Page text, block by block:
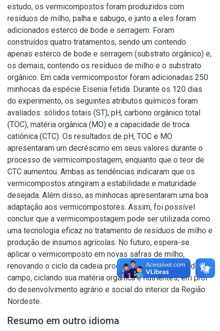
estudo, os vermicompostos foram produzidos com
resíduos de milho, palha e sabugo, e junto a eles foram
adicionados esterco de bode e serragem. Foram
construídos quatro tratamentos, sendo um contendo
apenas esterco de bode e serragem (substrato orgânico) e,
os demais, contendo os resíduos de milho e o substrato
orgânico. Em cada vermicompostor foram adicionadas 250
minhocas da espécie Eisenia fetida. Durante os 120 dias
do experimento, os seguintes atributos químicos foram
avaliados: sólidos totais (ST), pH, carbono orgânico total
(TOC), matéria orgânica (MO) e a capacidade de troca
catiônica (CTC). Os resultados de pH, TOC e MO
apresentaram um decréscimo em seus valores durante o
processo de vermicompostagem, enquanto que o teor de
CTC aumentou. Ambas as tendências indicaram que os
vermicompostos atingiram a estabilidade e maturidade
desejada. Além disso, as minhocas apresentaram uma boa
adaptação aos vermicompostores. Assim, foi possível
concluir que a vermicompostagem pode ser utilizada como
uma tecnologia eficaz no tratamento de resíduos de milho e
produção de insumos agrícolas. No futuro, espera-se
aplicar o vermicomposto em novas safras de milho,
renovando o ciclo da cadeia produtiva, em condições de
campo, ciclando sua matéria orgânica e nutrientes, em prol
do desenvolvimento agrário e social do interior da Região
Nordeste.
Resumo em outro idioma